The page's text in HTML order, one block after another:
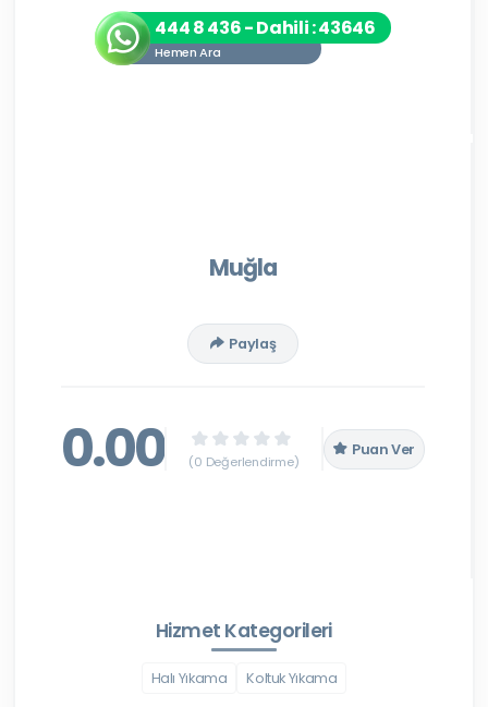
444 8 436 - Dahili : 43646
Hemen Ara
Muğla
Paylaş
0.00 (0 Değerlendirme)
Puan Ver
Hizmet Kategorileri
Halı Yıkama Koltuk Yıkama